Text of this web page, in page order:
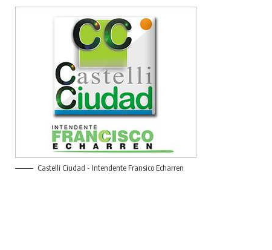
Castelli Ciudad - Intendente Fransico Echarren